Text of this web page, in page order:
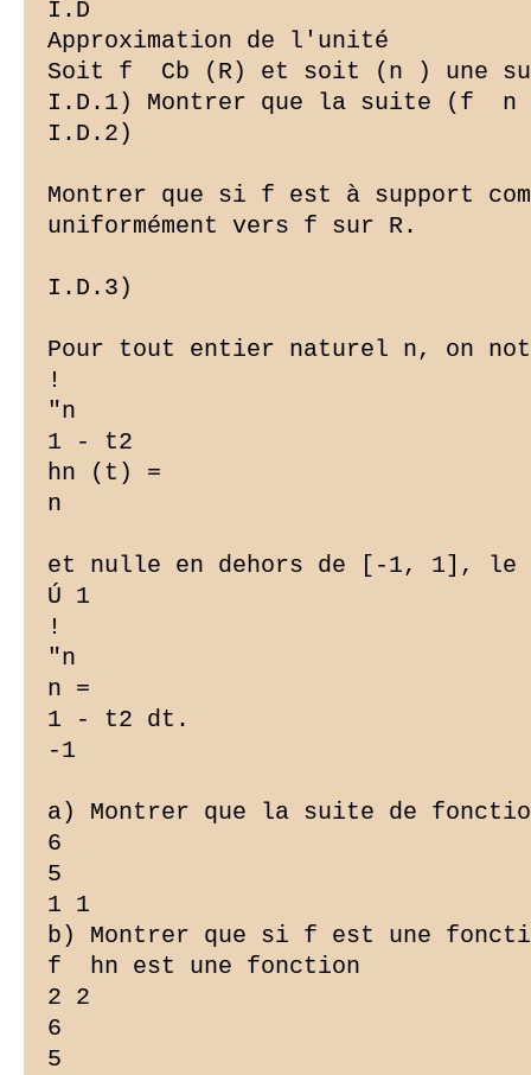
I.D ­
Approximation de l'unité
Soit f  Cb (R) et soit (n ) une
I.D.1) Montrer que la suite (f  n
I.D.2)
Montrer que si f est à support
uniformément vers f sur R.
I.D.3)
Pour tout entier naturel n, on
!
"n
1 - t2
hn (t) =
n
et nulle en dehors de [-1, 1], le
Ú 1
!
"n
n =
1 - t2 dt.
-1
a) Montrer que la suite de
6
5
1 1
b) Montrer que si f est une
f  hn est une fonction
2 2
6
5